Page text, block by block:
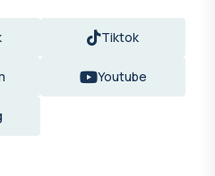
Tiktok
Youtube